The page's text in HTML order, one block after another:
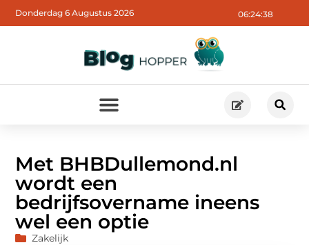
06:24:39
Donderdag 6 Augustus 2026
Met BHBDullemond.nl
wordt een
bedrijfsovername ineens
wel een optie
Zakelijk